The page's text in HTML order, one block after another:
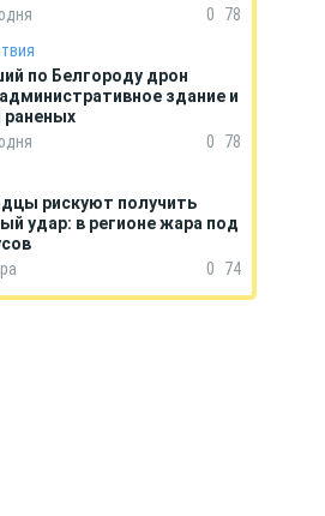
0
78
по Белгороду дрон
здание и
раненых
0
78
рискуют получить
удар: в регионе жара под
0 74